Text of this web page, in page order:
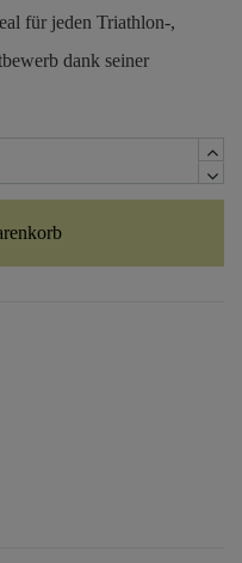
für jeden Triathlon-,
dank seiner